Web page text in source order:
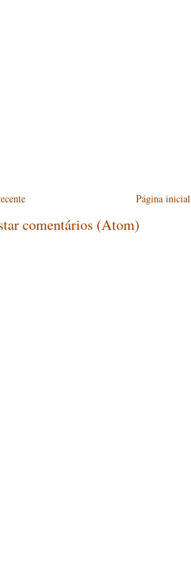
Página inicial
comentários (Atom)